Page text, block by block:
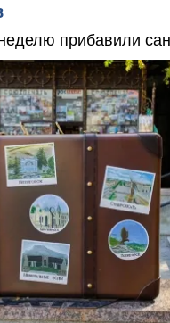
прибавили